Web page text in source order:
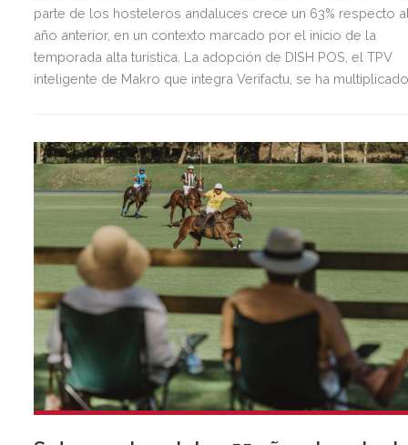
parte de los hosteleros andaluces crece un 63% respecto
año anterior, en un contexto marcado por el inicio de la
temporada alta turística. La adopción de DISH POS, el TPV
inteligente de Makro que integra Verifactu, se ha